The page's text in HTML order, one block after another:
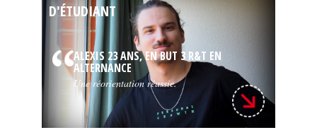
D'ÉTUDIANT
ALEXIS 23 ANS, EN BUT 3 R&T EN
ALTERNANCE
Une réorientation réussie.